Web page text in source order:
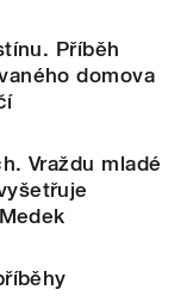
Příběh
domova
Vraždu mladé